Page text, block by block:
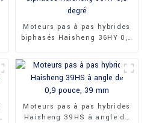
Moteurs pas à pas hybrides
biphasés Haisheng 36HY 0,9
Moteurs pas à pas hybrides
Haisheng 39HS à angle de